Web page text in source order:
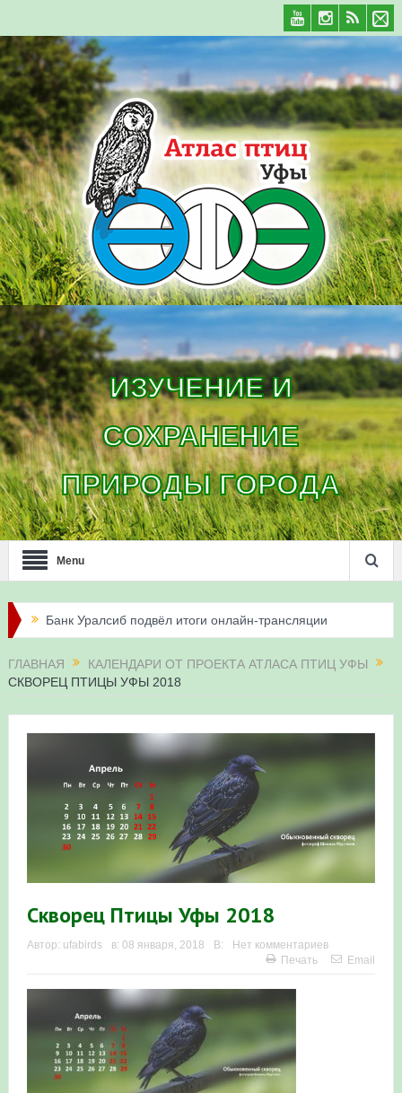
ИЗУЧЕНИЕ И
СОХРАНЕНИЕ
ПРИРОДЫ ГОРОДА
Menu
Банк Уралсиб подвёл итоги онлайн-трансляции
Итоги акции «Соловьиные вечера-2026» в
Три птенца сапсанов Уралсиба получили имена и
кольца
Итоги акции «Весенняя перекличка-2026» в
Республике Башкортостан
Мероприятие для ребят из дневного лагеря центра
Фотофиксация и осмотр птенцов сапсанов на крыше
Уралсиба в Уфе в 2026 г.
Участие башкирских орнитологов и бердвотчеров в
ГЛАВНАЯ
КАЛЕНДАРИ ОТ ПРОЕКТА АТЛАСА ПТИЦ УФЫ
СКВОРЕЦ ПТИЦЫ УФЫ 2018
Скворец Птицы Уфы 2018
Автор: ufabirds в: 08 января, 2018 В:
Нет комментариев
Печать
Email